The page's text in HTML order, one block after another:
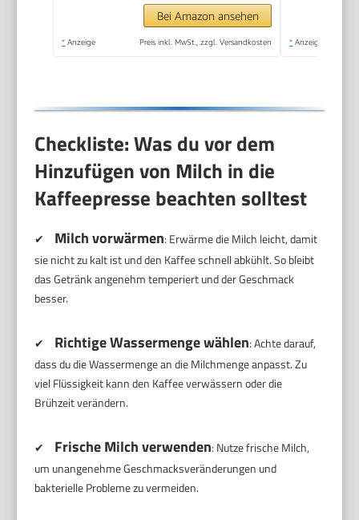
34Oz - Schwarz
Bei Amazon ansehen
* Anzeige Preis inkl. MwSt., zzgl. Versandkosten * Anzeige
Checkliste: Was du vor dem
Hinzufügen von Milch in die
Kaffeepresse beachten solltest
✔ Milch vorwärmen: Erwärme die Milch leicht, damit
sie nicht zu kalt ist und den Kaffee schnell abkühlt. So bleibt
das Getränk angenehm temperiert und der Geschmack
besser.
✔ Richtige Wassermenge wählen: Achte darauf,
dass du die Wassermenge an die Milchmenge anpasst. Zu
viel Flüssigkeit kann den Kaffee verwässern oder die
Brühzeit verändern.
✔ Frische Milch verwenden: Nutze frische Milch,
um unangenehme Geschmacksveränderungen und
bakterielle Probleme zu vermeiden.